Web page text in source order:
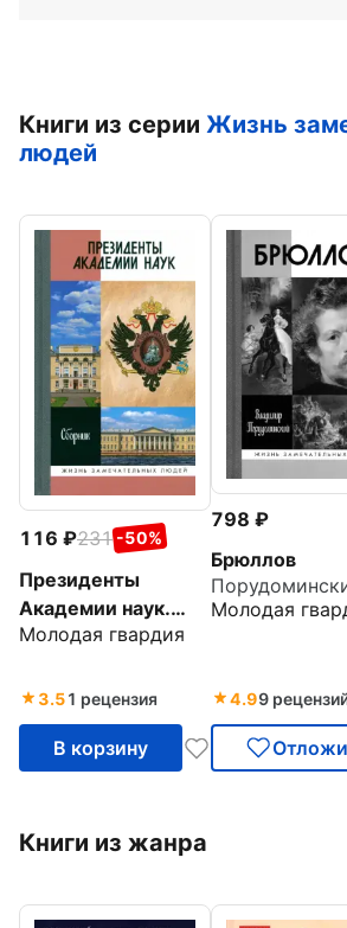
Книги из серии Жизнь
людей
116 231 -50%
Президенты
Академии наук.
Сборник
Молодая гвардия
3.51 рецензия
В корзину
798
Брюллов
Молодая
4.99
Книги из жанра